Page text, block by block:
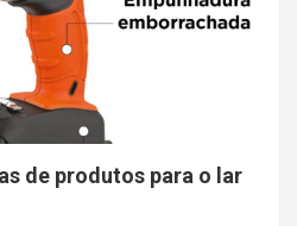
de produtos para o lar